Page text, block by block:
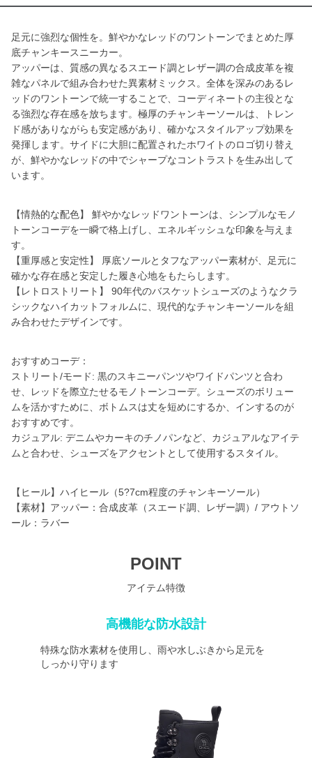
足元に強烈な個性を。鮮やかなレッドのワントーンでまとめた厚
底チャンキースニーカー。
アッパーは、質感の異なるスエード調とレザー調の合成皮革を複
雑なパネルで組み合わせた異素材ミックス。全体を深みのあるレ
ッドのワントーンで統一することで、コーディネートの主役とな
る強烈な存在感を放ちます。極厚のチャンキーソールは、トレン
ド感がありながらも安定感があり、確かなスタイルアップ効果を
発揮します。サイドに大胆に配置されたホワイトのロゴ切り替え
が、鮮やかなレッドの中でシャープなコントラストを生み出して
います。
【情熱的な配色】 鮮やかなレッドワントーンは、シンプルなモノ
トーンコーデを一瞬で格上げし、エネルギッシュな印象を与えま
す。
【重厚感と安定性】 厚底ソールとタフなアッパー素材が、足元に
確かな存在感と安定した履き心地をもたらします。
【レトロストリート】 90年代のバスケットシューズのようなクラ
シックなハイカットフォルムに、現代的なチャンキーソールを組
み合わせたデザインです。
おすすめコーデ：
ストリート/モード: 黒のスキニーパンツやワイドパンツと合わ
せ、レッドを際立たせるモノトーンコーデ。シューズのボリュー
ムを活かすために、ボトムスは丈を短めにするか、インするのが
おすすめです。
カジュアル: デニムやカーキのチノパンなど、カジュアルなアイテ
ムと合わせ、シューズをアクセントとして使用するスタイル。
【ヒール】ハイヒール（5?7cm程度のチャンキーソール）
【素材】アッパー：合成皮革（スエード調、レザー調）/ アウトソ
ール：ラバー
POINT
アイテム特徴
高機能な防水設計
特殊な防水素材を使用し、雨や水しぶきから足元を
しっかり守ります